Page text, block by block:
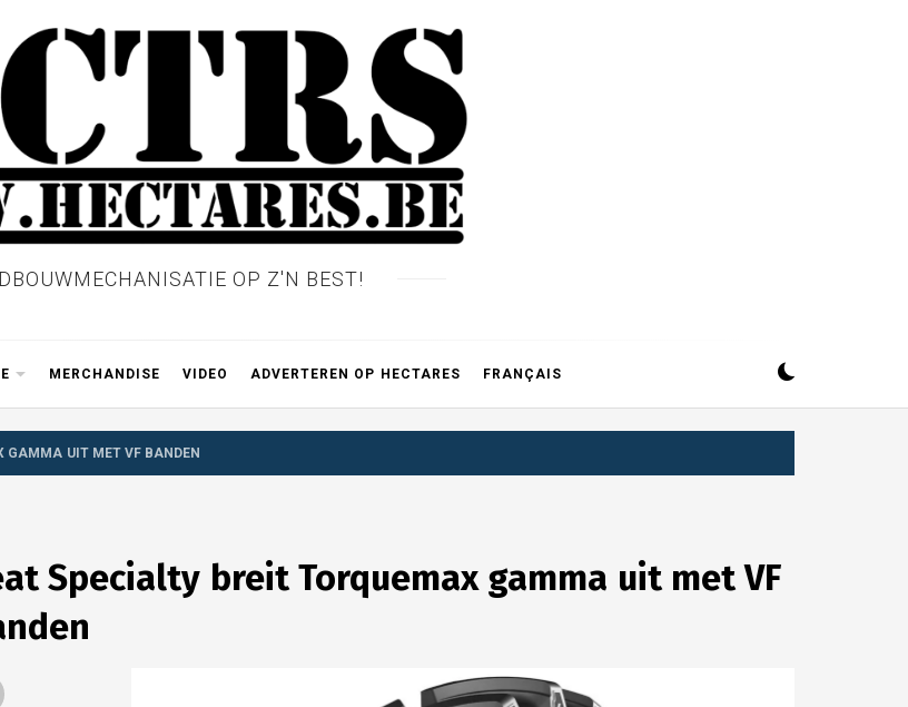
OP Z'N BEST!
MERCHANDISE VIDEO ADVERTEREN OP HECTARES FRANÇAIS
GAMMA UIT MET VF BANDEN
Specialty breit Torquemax gamma uit met VF